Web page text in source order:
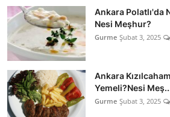
Yöresel Tarifler & Ev Yemekleri
Gıda Güvenliği & Sağlık
İçecek Kültürü & Rehberleri
Popüler Kültür & Mutfak Tarihi
Ankara Polatlı'da
Nesi Meşhur?
Gurme Şubat 3, 2025
Ankara
Yemeli?Nesi
Gurme Şubat 3, 2025